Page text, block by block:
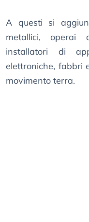
A questi si
metallici, operai
installatori di
elettroniche, fabbri
movimento terra.